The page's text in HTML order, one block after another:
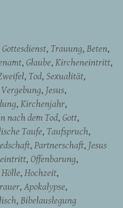
Gottesdienst Trauung Beten
Glaube Kircheneintritt
Tod Sexualität
Vergebung Jesus
Kirchenjahr
nach dem Tod Gott
Taufe Taufspruch
Partnerschaft Jesus
Offenbarung
Hölle Hochzeit
Apokalypse
Bibelauslegung